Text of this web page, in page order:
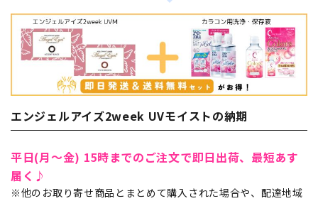
エンジェルアイズ2week UVモイストの納期
平日(月～金) 15時までのご注文で即日出荷、最短あす
届く♪
※他のお取り寄せ商品とまとめて購入された場合や、配達地域